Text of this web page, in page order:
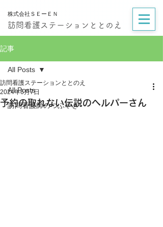
株式会社ＳＥーＥＮ
訪問看護ステーションととのえ
記事
All Posts
訪問看護師のつぶやき
All Posts
予約の取れない伝説のヘルパーさん
訪問看護ステーションととのえ
2024年6月7日